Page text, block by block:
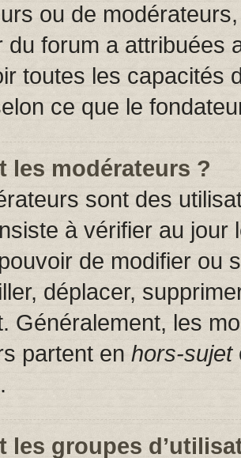
ou de
du forum a attribuées
toutes les capacités
ce que le
les modérateurs ?
sont des
à vérifier au jour
de modifier ou
déplacer,
Généralement, les
partent en hors-sujet
les groupes